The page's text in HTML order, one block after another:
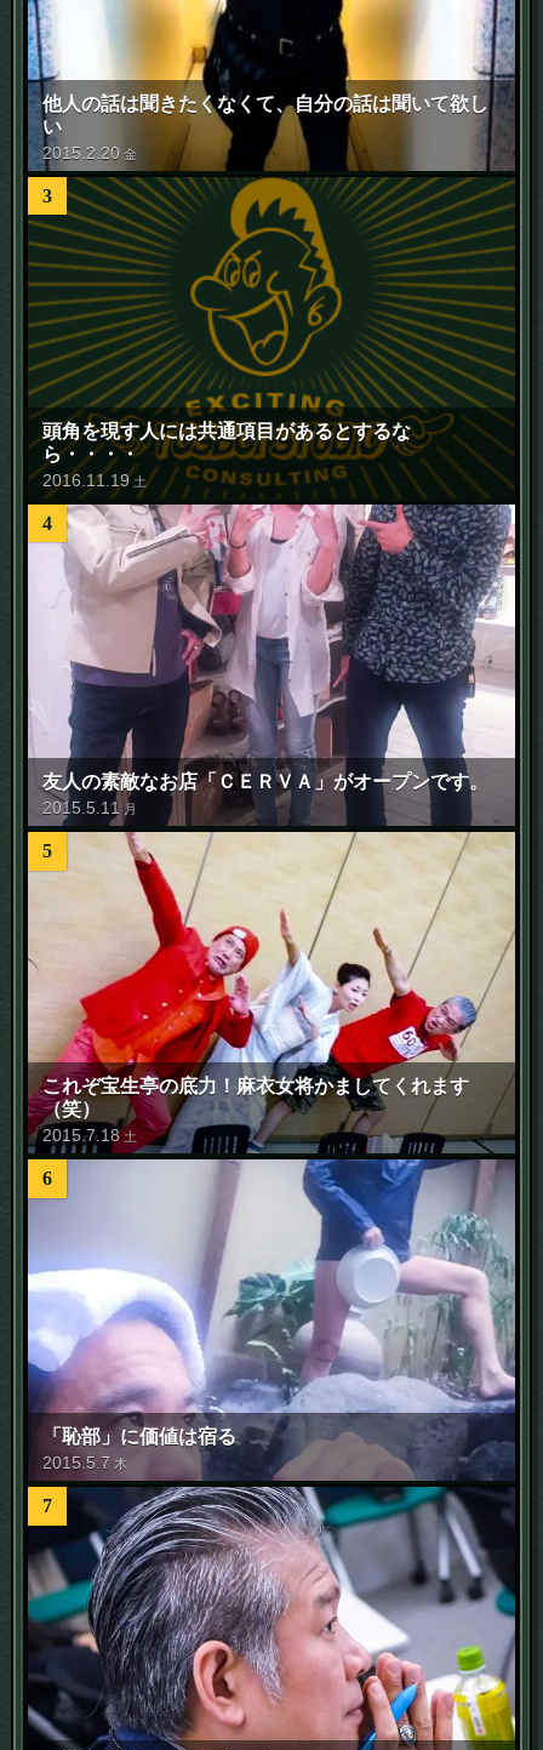
他人の話は聞きたくなくて、自分の話は聞いて欲し
い
2015 2 20 金
3
頭角を現す人には共通項目があるとするな
ら・・・・
2016 11 19 土
4
友人の素敵なお店「ＣＥＲＶＡ」がオープンです。
2015 5 11 月
5
これぞ宝生亭の底力！麻衣女将かましてくれます
（笑）
2015.7. 18 土
6
「恥部」に価値は宿る
2015 5 .7 木
7